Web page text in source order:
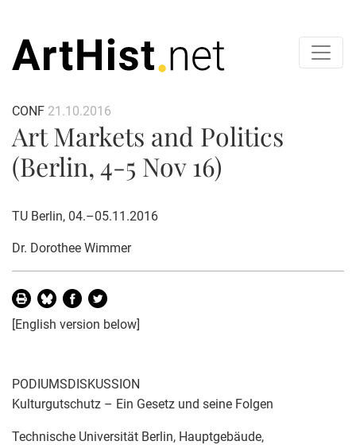
CONF 21.10.2016
Art Markets and Politics
(Berlin, 4-5 Nov 16)
TU Berlin, 04.–05.11.2016
Dr. Dorothee Wimmer
[English version below]
PODIUMSDISKUSSION
Kulturgutschutz – Ein Gesetz und seine Folgen
Technische Universität Berlin, Hauptgebäude,